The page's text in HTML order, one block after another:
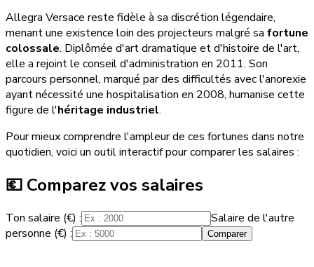
Allegra Versace reste fidèle à sa discrétion légendaire,
menant une existence loin des projecteurs malgré sa fortune
colossale. Diplômée d'art dramatique et d'histoire de l'art,
elle a rejoint le conseil d'administration en 2011. Son
parcours personnel, marqué par des difficultés avec l'anorexie
ayant nécessité une hospitalisation en 2008, humanise cette
figure de l'héritage industriel.
Pour mieux comprendre l'ampleur de ces fortunes dans notre
quotidien, voici un outil interactif pour comparer les salaires :
💶 Comparez vos salaires
Ton salaire (€) :
Salaire de l'autre
personne (€) :
Comparer